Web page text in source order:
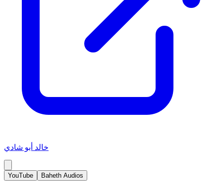
خالد أبو شادي
YouTube Baheth Audios